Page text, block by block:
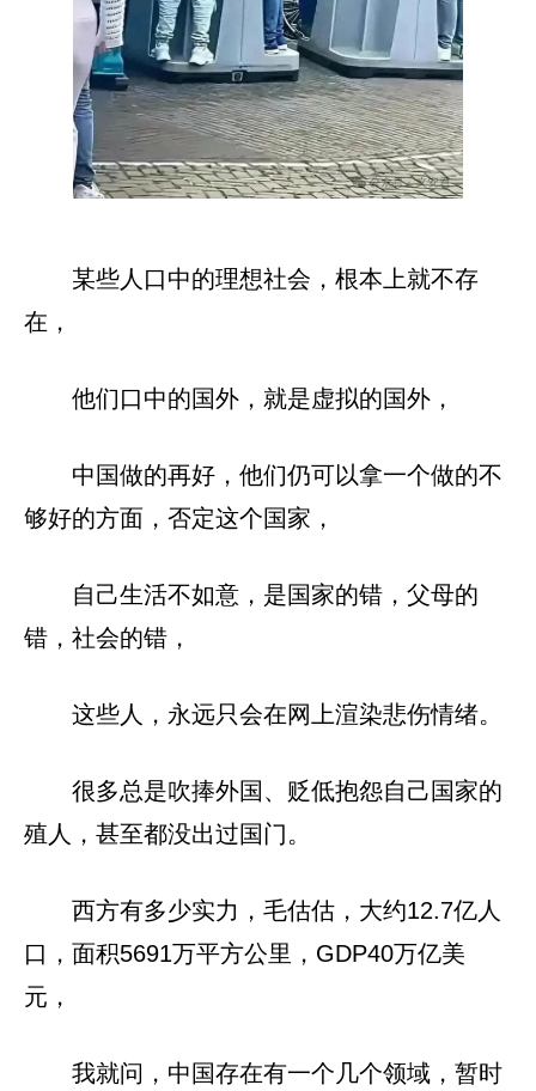
某些人口中的理想社会，根本上就不存
在，
他们口中的国外，就是虚拟的国外，
中国做的再好，他们仍可以拿一个做的不
够好的方面，否定这个国家，
自己生活不如意，是国家的错，父母的
错，社会的错，
这些人，永远只会在网上渲染悲伤情绪。
很多总是吹捧外国、贬低抱怨自己国家的
殖人，甚至都没出过国门。
西方有多少实力，毛估估，大约12.7亿人
口，面积5691万平方公里，GDP40万亿美
元，
我就问，中国存在有一个几个领域，暂时